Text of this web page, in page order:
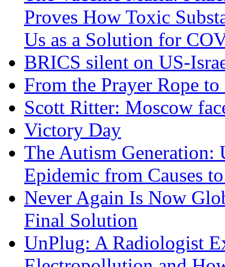
Proves How Toxic
Us as a Solution for
BRICS silent on US-
From the Prayer Rope
Scott Ritter: Moscow
Victory Day
The Autism Generation:
Epidemic from Causes
Never Again Is Now
Final Solution
UnPlug: A Radiologist